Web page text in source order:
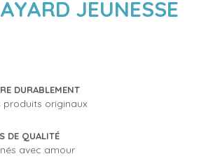
JEUNESSE
DURABLEMENT
produits originaux
DE QUALITÉ
avec amour